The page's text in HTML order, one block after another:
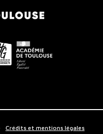
Conseil
départemental
Garonne
Académie
de
Crédits et mentions légales